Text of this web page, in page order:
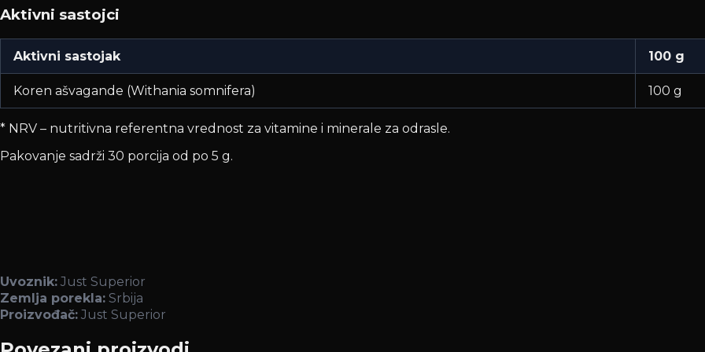
Aktivni sastojci
Aktivni sastojak 100 g
Koren ašvagande (Withania somnifera) 100 g
* NRV – nutritivna referentna vrednost za vitamine i minerale za odrasle.
Pakovanje sadrži 30 porcija od po 5 g.
Uvoznik: Just Superior
Zemlja porekla: Srbija
Proizvođač: Just Superior